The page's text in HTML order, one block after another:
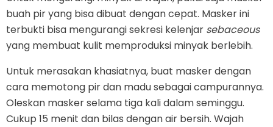
buah pir yang bisa dibuat dengan cepat. Masker ini
terbukti bisa mengurangi sekresi kelenjar sebaceous
yang membuat kulit memproduksi minyak berlebih.
Untuk merasakan khasiatnya, buat masker dengan
cara memotong pir dan madu sebagai campurannya.
Oleskan masker selama tiga kali dalam seminggu.
Cukup 15 menit dan bilas dengan air bersih. Wajah